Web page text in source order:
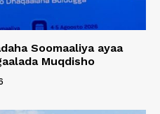
Soomaaliya ayaa
Muqdisho